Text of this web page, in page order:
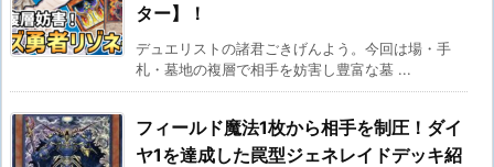
ター】！
デュエリストの諸君ごきげんよう。今回は場・手
札・墓地の複層で相手を妨害し豊富な墓 ...
フィールド魔法1枚から相手を制圧！ダイ
ヤ1を達成した罠型ジェネレイドデッキ紹